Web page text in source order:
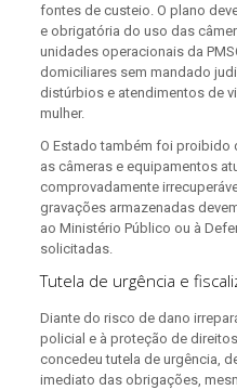
fontes de custeio. O plano
e obrigatória do uso das
unidades operacionais da
domiciliares sem mandado
distúrbios e atendimentos de
mulher.
O Estado também foi proibido
as câmeras e equipamentos
comprovadamente
gravações armazenadas
ao Ministério Público ou à
solicitadas.
Tutela de urgência e
Diante do risco de dano
policial e à proteção de
concedeu tutela de urgência,
imediato das obrigações,